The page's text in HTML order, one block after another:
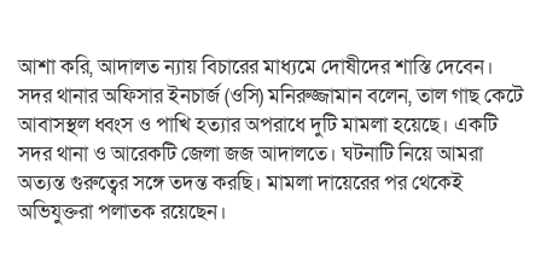
আশা করি, আদালত ন্যায় বিচারের মাধ্যমে দোষীদের শাস্তি দেবেন।
‎সদর থানার অফিসার ইনচার্জ (ওসি) মনিরুজ্জামান বলেন, তাল গাছ কেটে
আবাসস্থল ধ্বংস ও পাখি হত্যার অপরাধে দুটি মামলা হয়েছে। একটি
সদর থানা ও আরেকটি জেলা জজ আদালতে। ঘটনাটি নিয়ে আমরা
অত্যন্ত গুরুত্বের সঙ্গে তদন্ত করছি। মামলা দায়েরের পর থেকেই
অভিযুক্তরা পলাতক রয়েছেন।